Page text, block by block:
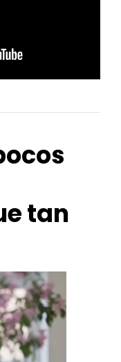
tan